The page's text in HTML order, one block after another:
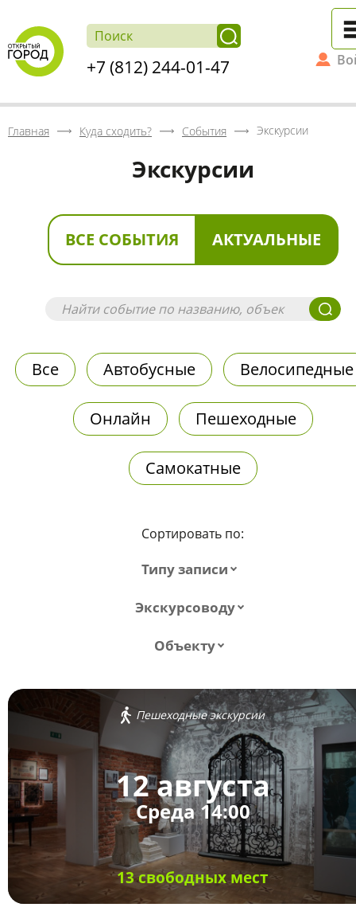
+7 (812) 244-01-47
Главная Куда сходить? События Экскурсии
Экскурсии
ВСЕ СОБЫТИЯ АКТУАЛЬНЫЕ
Все Автобусные Велосипедные
Онлайн Пешеходные
Самокатные
Сортировать по:
Типу записи
Экскурсоводу
Объекту
Пешеходные экскурсии
12 августа
Среда 14:00
13 свободных мест